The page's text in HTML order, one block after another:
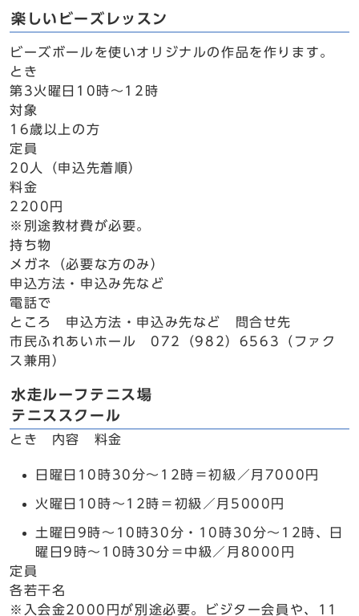
楽しいビーズレッスン
ビーズボールを使いオリジナルの作品を作ります。
とき
第3火曜日10時～12時
対象
16歳以上の方
定員
20人（申込先着順）
料金
2200円
※別途教材費が必要。
持ち物
メガネ（必要な方のみ）
申込方法・申込み先など
電話で
ところ 申込方法・申込み先など 問合せ先
市民ふれあいホール 072（982）6563（ファク
ス兼用）
水走ルーフテニス場
テニススクール
とき 内容 料金
日曜日10時30分～12時＝初級／月7000円
火曜日10時～12時＝初級／月5000円
土曜日9時～10時30分・10時30分～12時、日
曜日9時～10時30分＝中級／月8000円
定員
各若干名
※入会金2000円が別途必要。ビジター会員や、11